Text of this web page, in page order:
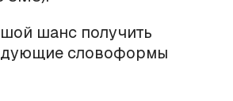
шанс получить
словоформы